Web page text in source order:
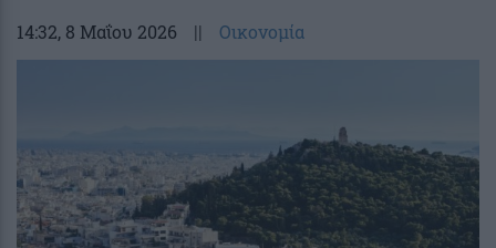
14:32, 8 Μαΐου 2026 || Οικονομία